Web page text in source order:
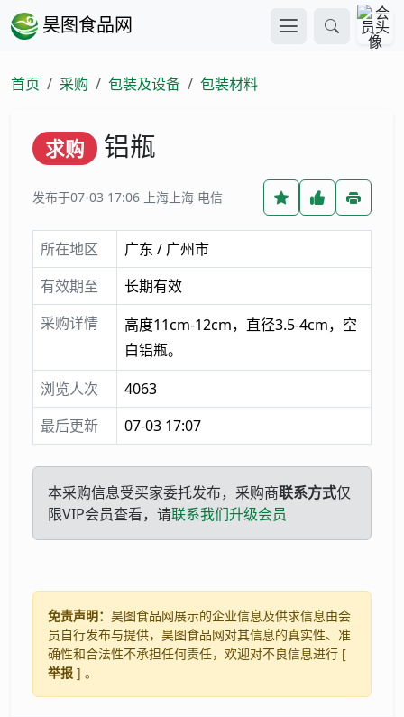
昊图食品网
首页 采购 包装及设备 包装材料
求购 铝瓶
发布于07-03 17:06 上海上海 电信
所在地区
广东 / 广州市
有效期至
长期有效
采购详情
高度11cm-12cm，直径3.5-4cm，空
白铝瓶。
浏览人次
4063
最后更新
07-03 17:07
本采购信息受买家委托发布，采购商联系方式仅
限VIP会员查看，请联系我们升级会员
免责声明： 昊图食品网展示的企业信息及供求信息由会
员自行发布与提供，昊图食品网对其信息的真实性、准
确性和合法性不承担任何责任，欢迎对不良信息进行 [
举报 ] 。